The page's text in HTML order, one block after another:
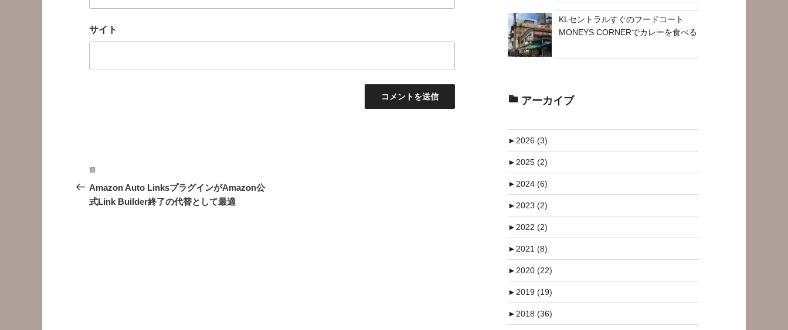
サイト
投
稿
ナ
前
の
投
前
Amazon Auto LinksプラグインがAmazon公
式Link Builder終了の代替として最適
KLセントラルすぐのフードコート
MONEYS CORNERでカレーを食べる
アーカイブ
►2026 (3)
►2025 (2)
►2024 (6)
►2023 (2)
►2022 (2)
►2021 (8)
►2020 (22)
►2019 (19)
►2018 (36)